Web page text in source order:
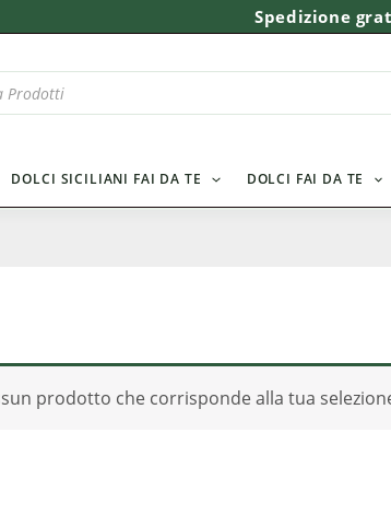
Spedizione
DOLCI SICILIANI FAI DA TE DOLCI FAI DA TE
prodotto che corrisponde alla tua